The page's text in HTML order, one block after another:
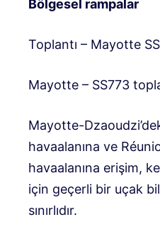
Bölgesel rampalar
Toplantı – Mayotte
Mayotte – SS773
Mayotte-
havaalanına ve
havaalanına erişim,
için geçerli bir uçak
sınırlıdır.